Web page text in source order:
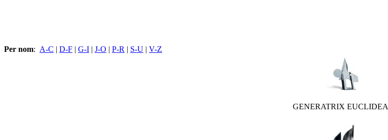
Per nom: A-C | D-F | G-I | J-O | P-R | S-U | V-Z
GENERATRIX EUCLIDEA